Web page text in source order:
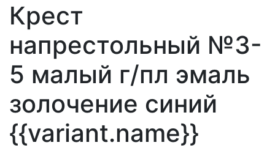
Крест
напрестольный №3-
5 малый г/пл эмаль
золочение синий
{{variant.name}}